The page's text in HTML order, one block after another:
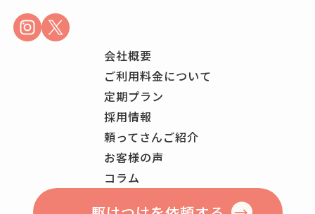
会社概要
ご利用料金について
定期プラン
採用情報
頼ってさんご紹介
お客様の声
コラム